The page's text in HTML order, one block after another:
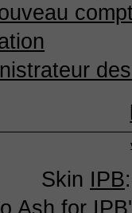
Skin IPB
Ash for